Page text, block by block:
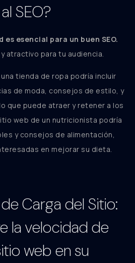
SEO?
esencial para un buen SEO.
atractivo para tu audiencia.
tienda de ropa podría incluir
de moda, consejos de estilo, y
que puede atraer y retener a los
web de un nutricionista podría
y consejos de alimentación,
en mejorar su dieta.
Carga del Sitio:
la velocidad de
web en su